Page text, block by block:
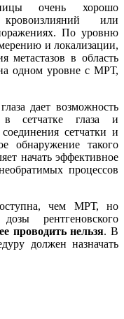
очень хорошо
или
По уровню
и локализации,
метастазов в область
одном уровне с МРТ,
дает возможность
в сетчатке глаза и
сетчатки и
обнаружение такого
начать эффективное
процессов
чем МРТ, но
рентгеновского
проводить нельзя. В
должен назначать